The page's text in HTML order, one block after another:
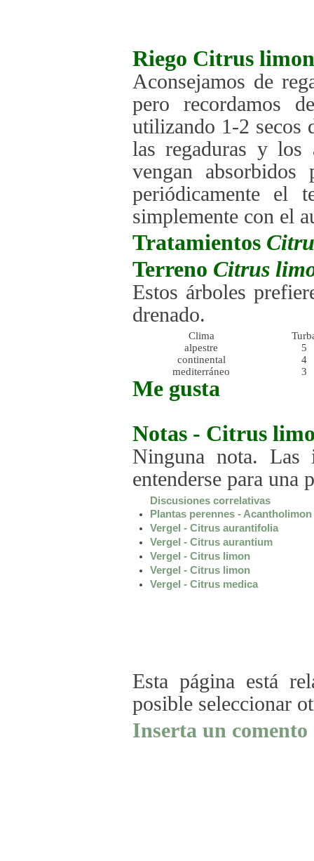
Riego Citrus limon
Aconsejamos de
pero recordamos
utilizando 1-2 secos
las regaduras y los
vengan
periódicamente el
simplemente con el
Tratamientos
Terreno Citrus
Estos árboles
drenado.
Clima
alpestre
5
continental
4
mediterráneo
3
Me gusta
Notas - Citrus
Ninguna nota. Las
entenderse para una
Discusiones correlativas
Plantas perennes -
Vergel - Citrus aurantifolia
Vergel - Citrus aurantium
Vergel - Citrus limon
Vergel - Citrus limon
Vergel - Citrus medica
Esta página está
posible seleccionar
Inserta un comento